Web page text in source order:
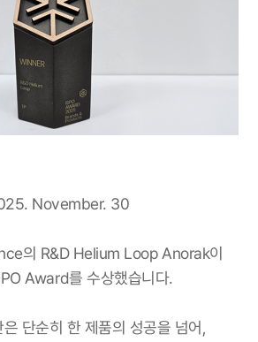
November. 30
의 R&D Helium Loop Anorak이
Award를 수상했습니다.
단순히 한 제품의 성공을 넘어,